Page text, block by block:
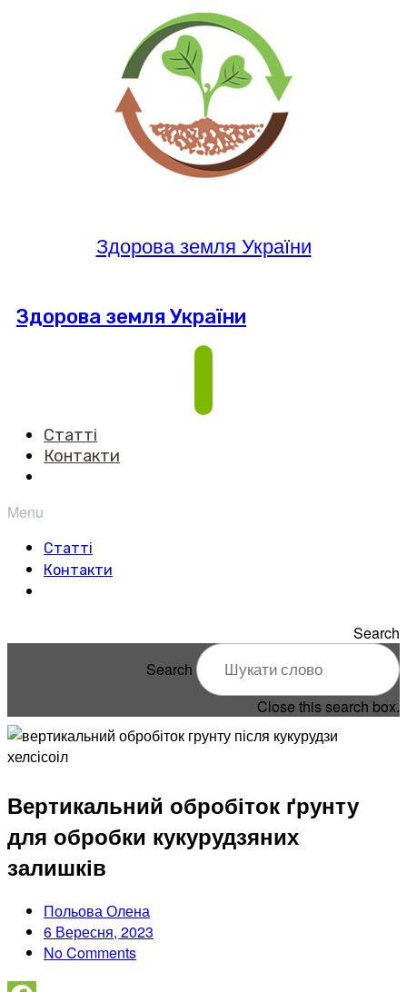
Здорова земля України
Здорова земля України
Статті
Контакти
Menu
Статті
Контакти
Search
Search
Close this search box.
Вертикальний обробіток ґрунту
для обробки кукурудзяних
залишків
Польова Олена
6 Вересня, 2023
No Comments